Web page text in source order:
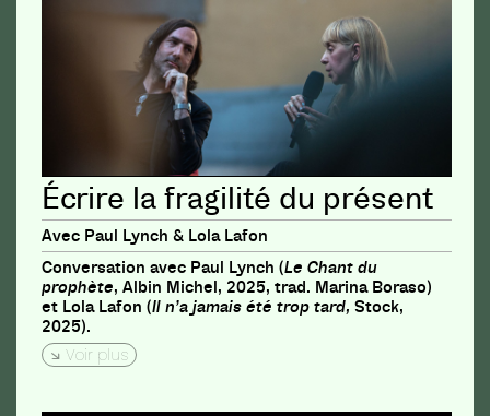
Écrire la fragilité du présent
Avec Paul Lynch & Lola Lafon
Conversation avec Paul Lynch (Le Chant du
prophète, Albin Michel, 2025, trad. Marina Boraso)
et Lola Lafon (Il n’a jamais été trop tard, Stock,
2025).
Voir plus